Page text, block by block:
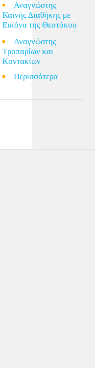
Αναγνώστης
Καινής Διαθήκης με
Εικόνα της Θεοτόκου
Αναγνώστης
Τροπαρίων και
Κοντακίων
Περισσότερα